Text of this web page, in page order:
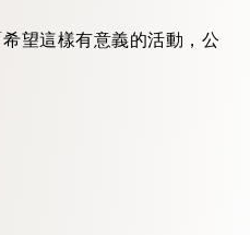
望這樣有意義的活動，公